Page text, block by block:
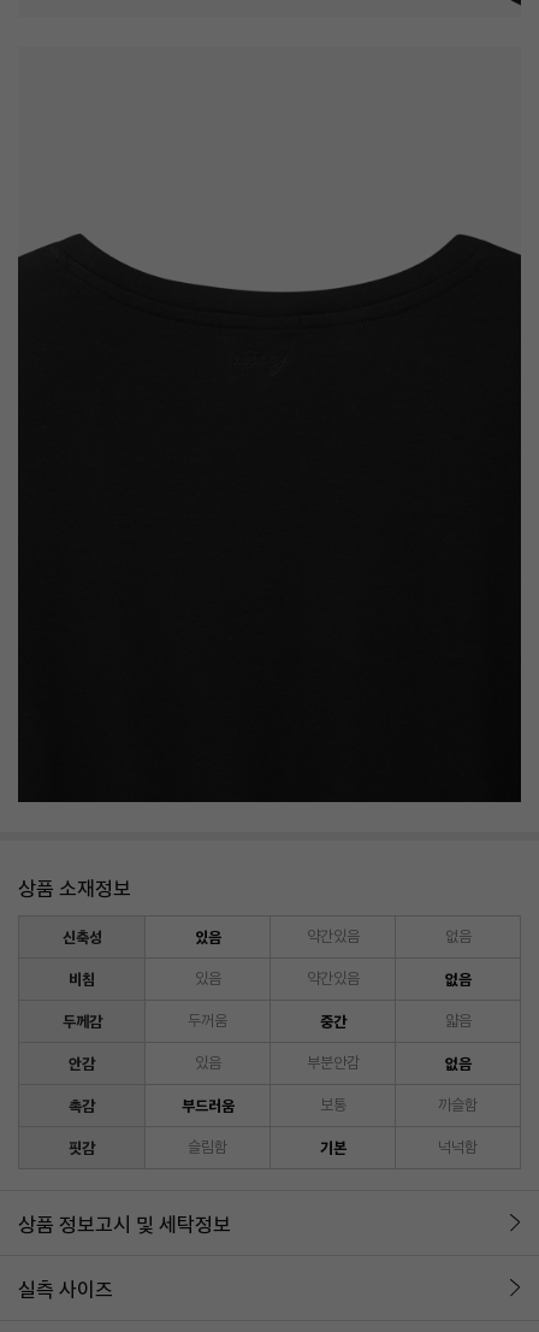
상품 소재정보
신축성 있음 약간있음 없음
비침 있음 약간있음 없음
두께감 두꺼움 중간 얇음
안감 있음 부분안감 없음
촉감 부드러움 보통 까슬함
핏감 슬림함 기본 넉넉함
상품 정보고시 및 세탁정보
실측 사이즈